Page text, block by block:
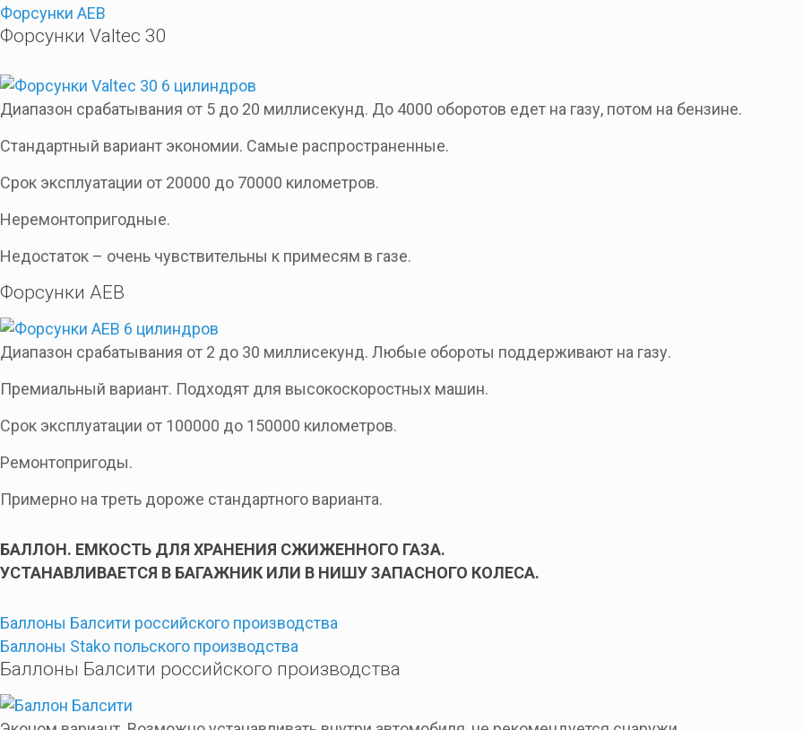
Форсунки AEB
Форсунки Valtec 30
Диапазон срабатывания от 5 до 20 миллисекунд. До 4000 оборотов едет на газу, потом на бензине.
Стандартный вариант экономии. Самые распространенные.
Срок эксплуатации от 20000 до 70000 километров.
Неремонтопригодные.
Недостаток – очень чувствительны к примесям в газе.
Форсунки AEB
Диапазон срабатывания от 2 до 30 миллисекунд. Любые обороты поддерживают на газу.
Премиальный вариант. Подходят для высокоскоростных машин.
Срок эксплуатации от 100000 до 150000 километров.
Ремонтопригоды.
Примерно на треть дороже стандартного варианта.
БАЛЛОН. ЕМКОСТЬ ДЛЯ ХРАНЕНИЯ СЖИЖЕННОГО ГАЗА.
УСТАНАВЛИВАЕТСЯ В БАГАЖНИК ИЛИ В НИШУ ЗАПАСНОГО КОЛЕСА.
Баллоны Балсити российского производства
Баллоны Stako польского производства
Баллоны Балсити российского производства